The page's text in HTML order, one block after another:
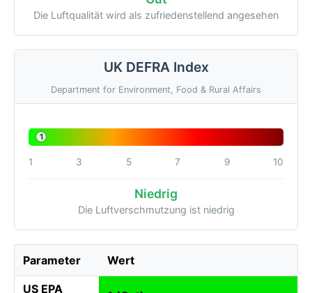
Die Luftqualität wird als zufriedenstellend angesehen
UK DEFRA Index
Department for Environment, Food & Rural Affairs
1
1 3 5 7 9 10
Niedrig
Die Luftverschmutzung ist niedrig
Parameter Wert
US EPA